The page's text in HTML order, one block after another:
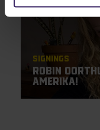
Signings
Robin
Amerika!